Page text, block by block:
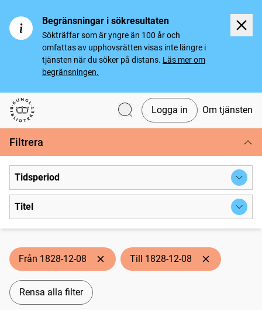
Begränsningar i sökresultaten
Sökträffar som är yngre än 100 år och
omfattas av upphovsrätten visas inte längre i
tjänsten när du söker på distans. Läs mer om
begränsningen.
Svenska tidningar
Logga in Om tjänsten
Filtrera
Tidsperiod
Titel
Från 1828-12-08 Till 1828-12-08
Rensa alla filter